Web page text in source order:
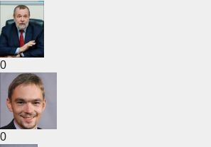
0
0